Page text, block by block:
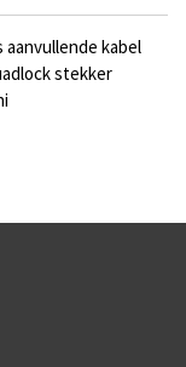
aanvullende kabel
stekker